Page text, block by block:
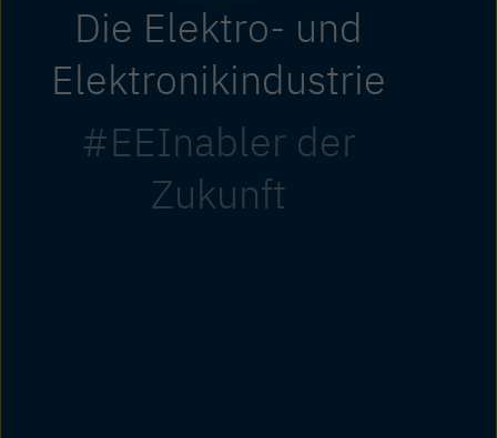
Die Elektro- und
Elektronikindustrie
#EEInabler der
Zukunft